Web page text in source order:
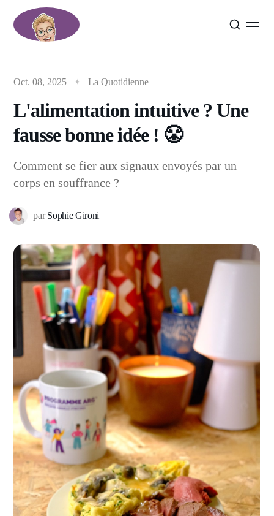
Oct. 08, 2025 La Quotidienne
L'alimentation intuitive ? Une
fausse bonne idée ! 😤
Comment se fier aux signaux envoyés par un
corps en souffrance ?
par Sophie Gironi